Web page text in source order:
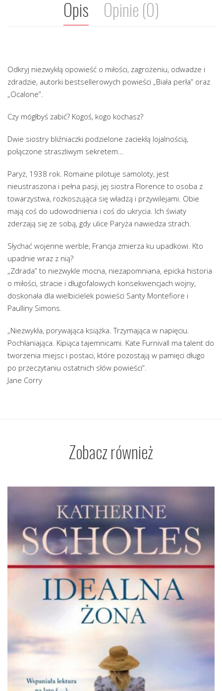
Opis Opinie (0)
Odkryj niezwykłą opowieść o miłości, zagrożeniu, odwadze i
zdradzie, autorki bestsellerowych powieści „Biała perła” oraz
„Ocalone”.
Czy mógłbyś zabić? Kogoś, kogo kochasz?
Dwie siostry bliźniaczki podzielone zaciekłą lojalnością,
połączone straszliwym sekretem…
Paryż, 1938 rok. Romaine pilotuje samoloty, jest
nieustraszona i pełna pasji, jej siostra Florence to osoba z
towarzystwa, rozkoszująca się władzą i przywilejami. Obie
mają coś do udowodnienia i coś do ukrycia. Ich światy
zderzają się ze sobą, gdy ulice Paryża nawiedza strach.
Słychać wojenne werble, Francja zmierza ku upadkowi. Kto
upadnie wraz z nią?
„Zdrada” to niezwykle mocna, niezapomniana, epicka historia
o miłości, stracie i długofalowych konsekwencjach wojny,
doskonała dla wielbicielek powieści Santy Montefiore i
Paulliny Simons.
„Niezwykła, porywająca książka. Trzymająca w napięciu.
Pochłaniająca. Kipiąca tajemnicami. Kate Furnivall ma talent do
tworzenia miejsc i postaci, które pozostają w pamięci długo
po przeczytaniu ostatnich słów powieści”.
Jane Corry
Zobacz również